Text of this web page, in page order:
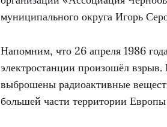
муниципального округа Игорь
Напомним, что 26 апреля 1986
электростанции произошёл
выброшены радиоактивные
большей части территории